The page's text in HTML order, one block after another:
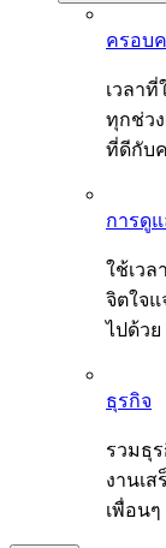
ครอบ
เวลา
ทุกช่ว
ที่ดีกับ
การดู
ใช้เว
จิตใจ
ไปด้วย
ธุรกิจ
รวมธุ
งานเ
เพื่อนๆ